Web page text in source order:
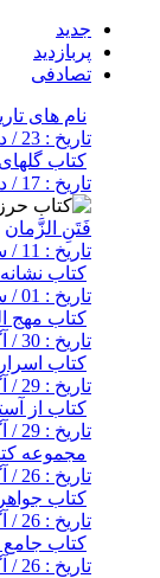
جدید
پربازدید
تصادفی
نام های
تاریخ : 23 / دسامبر / 2019
کتاب
تاریخ : 17 / دسامبر / 2019
فَتَنِ الزَّمان
تاریخ : 11 / سپتامبر / 2018
کتاب
تاریخ : 01 / سپتامبر / 2018
کتاب مهج
تاریخ : 30 / آگوست / 2018
کتاب
تاریخ : 29 / آگوست / 2018
کتاب از
تاریخ : 29 / آگوست / 2018
مجموعه
تاریخ : 26 / آگوست / 2018
کتاب جواهر
تاریخ : 26 / آگوست / 2018
کتاب جامع
تاریخ : 26 / آگوست / 2018